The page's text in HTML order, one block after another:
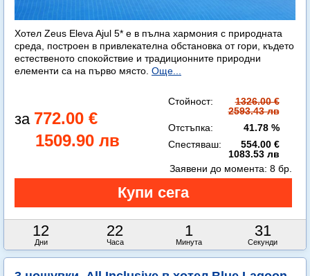
Хотел Zeus Eleva Ajul 5* е в пълна хармония с природната
среда, построен в привлекателна обстановка от гори, където
естественото спокойствие и традиционните природни
елементи са на първо място. Още...
772.00 €
1509.90 лв
Стойност:
1326.00 €
2593.43 лв
Отстъпка:
41.78 %
Спестяваш:
554.00 €
1083.53 лв
12
Дни
22
Часа
1
Минута
29
Секунди
Заявени до момента: 8 бр.